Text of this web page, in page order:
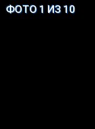
ФОТО 1 ИЗ 10